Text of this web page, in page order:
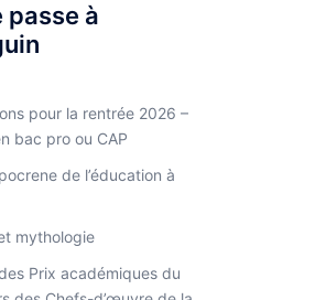
passe à
pour la rentrée 2026 –
bac pro ou CAP
de l’éducation à
mythologie
Prix académiques du